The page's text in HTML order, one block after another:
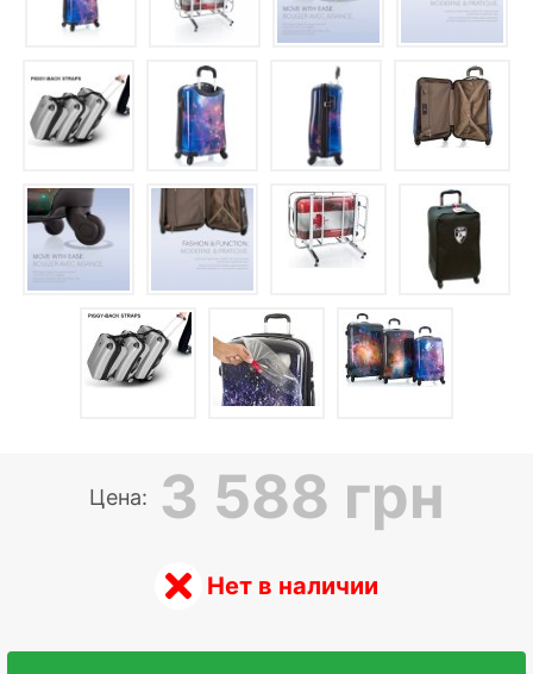
Цена: 3 588 грн
Нет в наличии